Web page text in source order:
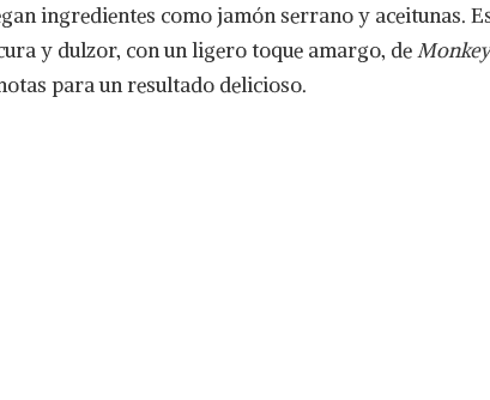
ingredientes como jamón serrano y aceitunas.
y dulzor, con un ligero toque amargo, deMonkey
para un resultado delicioso.